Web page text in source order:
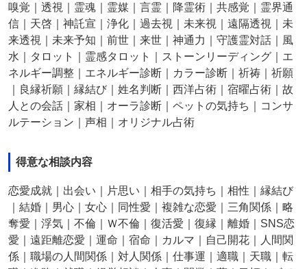
嗅覚｜透視｜霊魂｜霊媒｜言霊｜降霊術｜共感覚｜霊界通
信｜天啓｜神託宣｜浄化｜過去視｜未来視｜遠隔透視｜未
来透視｜未来予知｜前世｜来世｜神通力｜守護霊対話｜風
水｜タロット｜霊感タロット｜ストーンリーディング｜エ
ネルギー調整｜エネルギー診断｜カラー診断｜祈祷｜祈願
｜良縁祈願｜縁結び｜姓名判断｜西洋占術｜宿曜占術｜故
人との会話｜家相｜オーラ診断｜ペットの気持ち｜コンサ
ルテーション｜声相｜オリジナル占術
得意な相談内容
恋愛成就｜出会い｜片思い｜相手の気持ち｜相性｜縁結び
｜結婚｜男心｜女心｜同性愛｜複雑な恋愛｜三角関係｜略
奪愛｜浮気｜不倫｜Ｗ不倫｜復活愛｜復縁｜離婚｜SNS恋
愛｜遠距離恋愛｜運命｜宿命｜カルマ｜自己開花｜人間関
係｜職場の人間関係｜対人関係｜仕事運｜適職｜天職｜転